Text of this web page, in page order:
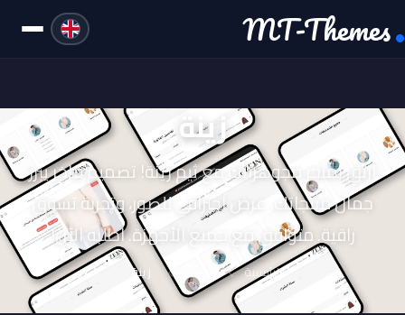
MT-Themes
زينة
ارتقِ بمتجر مجوهراتك مع ثيم زينة! تصميم فاخر يبرز
جمال منتجاتك، عرض احترافي للصور، وتجربة تسوق
راقية. متوافق مع جميع الأجهزة. اطلبه الآن!
الرئيسية الثيمات زينة